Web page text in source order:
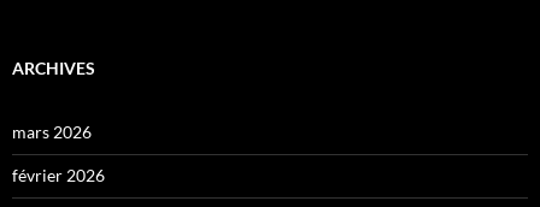
ARCHIVES
mars 2026
février 2026